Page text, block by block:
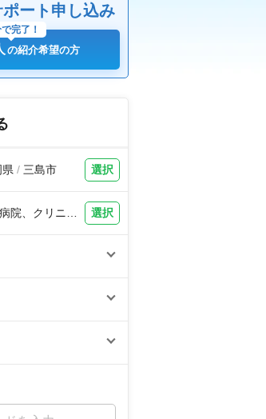
ート申し込み
の紹介希望の方
で完了！
県/ 三島市 選択
病院、クリニッ
選択